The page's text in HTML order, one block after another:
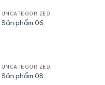
UNCATEGORIZED
Sản phẩm 06
UNCATEGORIZED
Sản phẩm 08